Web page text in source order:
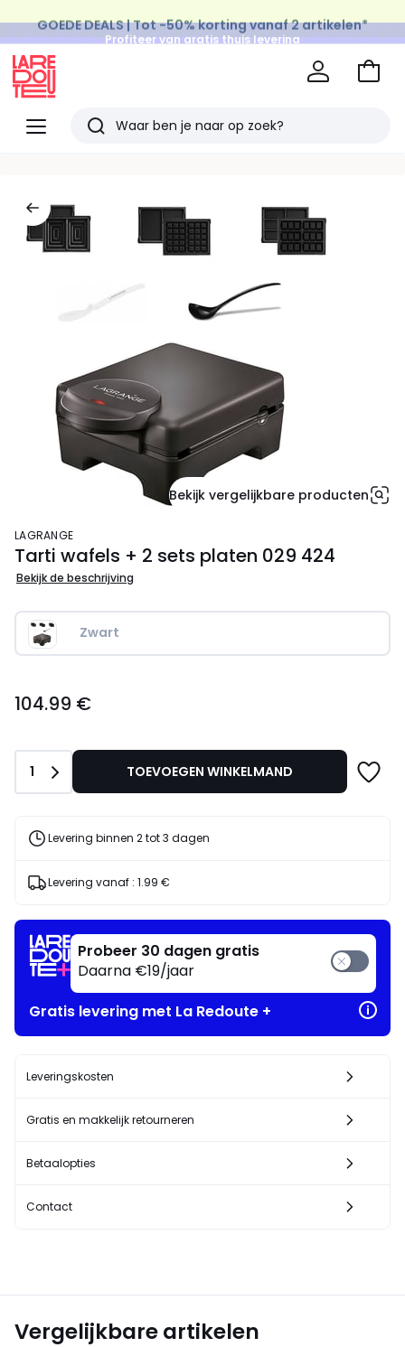
Profiteer van gratis thuis levering
op al de Mode & Home aankopen
Menu
Redoute
Zoeken
artikelen
Naar
Bekijk vergelijkbare producten
LAGRANGE
Tarti wafels + 2 sets platen 029 424
Bekijk de beschrijving
Zwart
€.
104.99 €
Aantal
1 TOEVOEGEN WINKELMAND
Levering binnen 2 tot 3 dagen
Levering vanaf : 1.99 €
Probeer 30 dagen gratis
Daarna €19/jaar
Gratis levering met La Redoute +
Leveringskosten
Gratis en makkelijk retourneren
Betaalopties
Contact
Vergelijkbare artikelen